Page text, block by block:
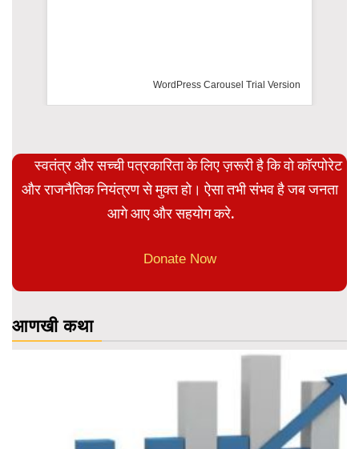
WordPress Carousel Trial Version
स्वतंत्र और सच्ची पत्रकारिता के लिए ज़रूरी है कि वो कॉरपोरेट
और राजनैतिक नियंत्रण से मुक्त हो। ऐसा तभी संभव है जब जनता
आगे आए और सहयोग करे.
Donate Now
आणखी कथा